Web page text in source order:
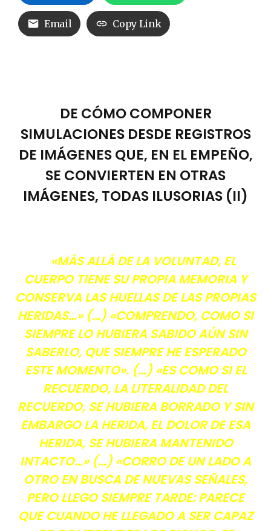
Email Copy Link
DE CÓMO COMPONER
SIMULACIONES DESDE REGISTROS
DE IMÁGENES QUE, EN EL EMPEÑO,
SE CONVIERTEN EN OTRAS
IMÁGENES, TODAS ILUSORIAS (II)
«MÁS ALLÁ DE LA VOLUNTAD, EL
CUERPO TIENE SU PROPIA MEMORIA Y
CONSERVA LAS HUELLAS DE LAS PROPIAS
HERIDAS…» (…) «COMPRENDO, COMO SI
SIEMPRE LO HUBIERA SABIDO AÚN SIN
SABERLO, QUE SIEMPRE HE ESPERADO
ESTE MOMENTO». (…) «ES COMO SI EL
RECUERDO, LA LITERALIDAD DEL
RECUERDO, SE HUBIERA BORRADO Y SIN
EMBARGO LA HERIDA, EL DOLOR DE ESA
HERIDA, SE HUBIERA MANTENIDO
INTACTO…» (…) «CORRO DE UN LADO A
OTRO EN BUSCA DE NUEVAS SEÑALES,
PERO LLEGO SIEMPRE TARDE: PARECE
QUE CUANDO HE LLEGADO A SER CAPAZ